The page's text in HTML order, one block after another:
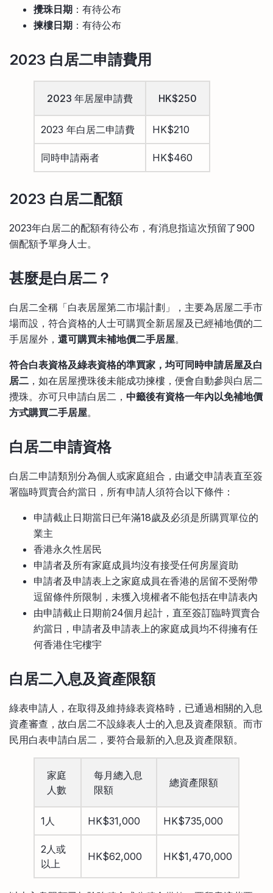
攪珠日期 ：有待公布
揀樓日期 ：有待公布
2023 白居二申請費用
2023 年居屋申請費 HK$250
2023 年白居二申請費 HK$210
同時申請兩者 HK$460
2023 白居二配額
2023年白居二的配額有待公布，有消息指這次預留了900
個配額予單身人士。
甚麼是白居二？
白居二全稱「白表居屋第二市場計劃」，主要為居屋二手市
場而設，符合資格的人士可購買全新居屋及已經補地價的二
手居屋外， 還可購買未補地價二手居屋。
符合白表資格及綠表資格的準買家，均可同時申請居屋及白
居二 ，如在居屋攪珠後未能成功揀樓，便會自動參與白居二
攪珠。亦可只申請白居二， 中籤後有資格一年內以免補地價
方式購買二手居屋。
白居二申請資格
白居二申請類別分為個人或家庭組合，由遞交申請表直至簽
署臨時買賣合約當日，所有申請人須符合以下條件：
申請截止日期當日已年滿18歲及必須是所購買單位的
業主
香港永久性居民
申請者及所有家庭成員均沒有接受任何房屋資助
申請者及申請表上之家庭成員在香港的居留不受附帶
逗留條件所限制，未獲入境權者不能包括在申請表內
由申請截止日期前24個月起計，直至簽訂臨時買賣合
約當日，申請者及申請表上的家庭成員均不得擁有任
何香港住宅樓宇
白居二入息及資產限額
綠表申請人，在取得及維持綠表資格時，已通過相關的入息
資產審查，故白居二不設綠表人士的入息及資產限額。而市
民用白表申請白居二，要符合最新的入息及資產限額。
家庭
人數
每月總入息
限額
總資產限額
1人 HK$31,000 HK$735,000
2人或
以上
HK$62,000 HK$1,470,000